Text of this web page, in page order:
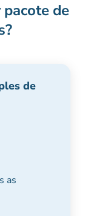
de
de
as